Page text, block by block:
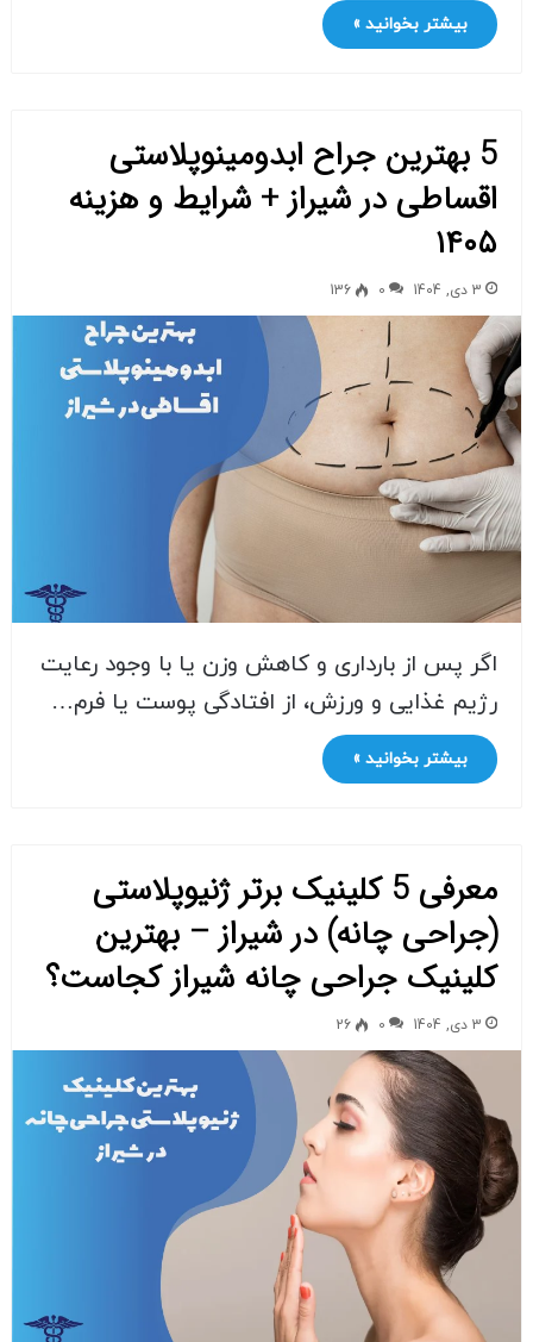
بیشتر بخوانید »
5 بهترین جراح ابدومینوپلاستی
اقساطی در شیراز + شرایط و هزینه
۱۴۰۵
3 دی, 1404 0
136
اگر پس از بارداری و کاهش وزن یا با وجود رعایت
رژیم غذایی و ورزش، از افتادگی پوست یا فرم…
بیشتر بخوانید »
معرفی 5 کلینیک برتر ژنیوپلاستی
(جراحی چانه) در شیراز – بهترین
کلینیک جراحی چانه شیراز کجاست؟
3 دی, 1404 0
26